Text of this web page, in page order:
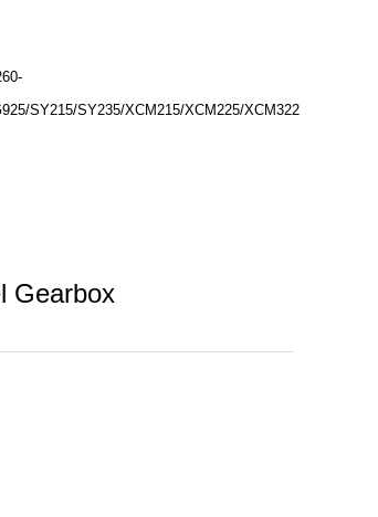
SY215/SY235/XCM215/XCM225/XCM322
Gearbox